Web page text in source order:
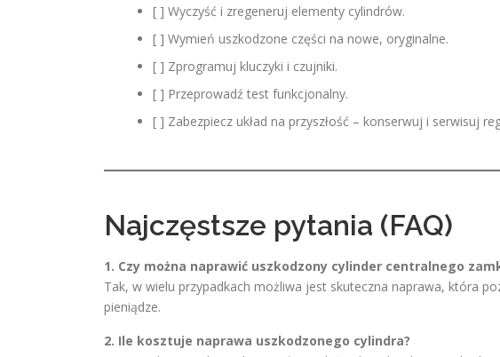
[ ] Wyczyść i zregeneruj elementy cylindrów.
[ ] Wymień uszkodzone części na nowe, oryginalne.
[ ] Zprogramuj kluczyki i czujniki.
[ ] Przeprowadź test funkcjonalny.
[ ] Zabezpiecz układ na przyszłość – konserwuj i serwisuj
Najczęstsze pytania (FAQ)
1. Czy można naprawić uszkodzony cylinder centralnego
Tak, w wielu przypadkach możliwa jest skuteczna naprawa, która
pieniądze.
2. Ile kosztuje naprawa uszkodzonego cylindra?